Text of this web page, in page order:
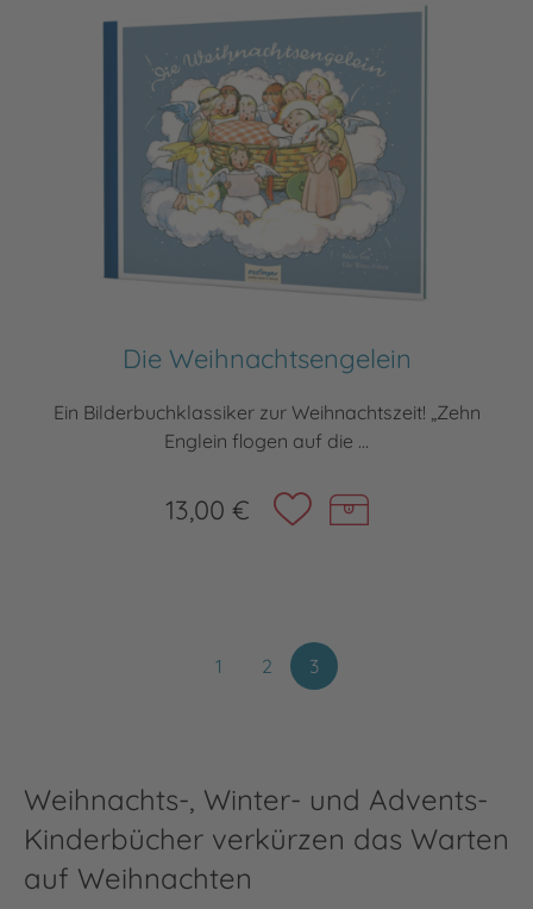
Die Weihnachtsengelein
Ein Bilderbuchklassiker zur Weihnachtszeit! „Zehn
Englein flogen auf die ...
13,00 €
1 2 3
Weihnachts-, Winter- und Advents-
Kinderbücher verkürzen das Warten
auf Weihnachten